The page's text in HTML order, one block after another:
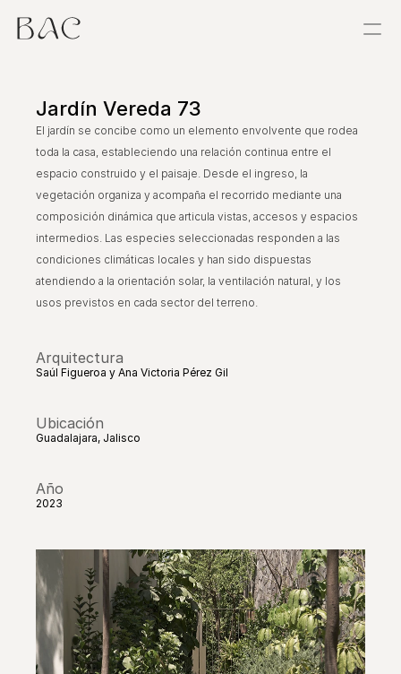
Proyectos
Estancias
Sobre
Exploraciones
Taller
Referencias
Contacto
Jardín Vereda 73
El jardín se concibe como un elemento envolvente que rodea
toda la casa, estableciendo una relación continua entre el
espacio construido y el paisaje. Desde el ingreso, la
vegetación organiza y acompaña el recorrido mediante una
composición dinámica que articula vistas, accesos y espacios
intermedios. Las especies seleccionadas responden a las
condiciones climáticas locales y han sido dispuestas
atendiendo a la orientación solar, la ventilación natural, y los
usos previstos en cada sector del terreno.
Arquitectura
Saúl Figueroa y Ana Victoria Pérez Gil
Ubicación
Guadalajara, Jalisco
Año
2023